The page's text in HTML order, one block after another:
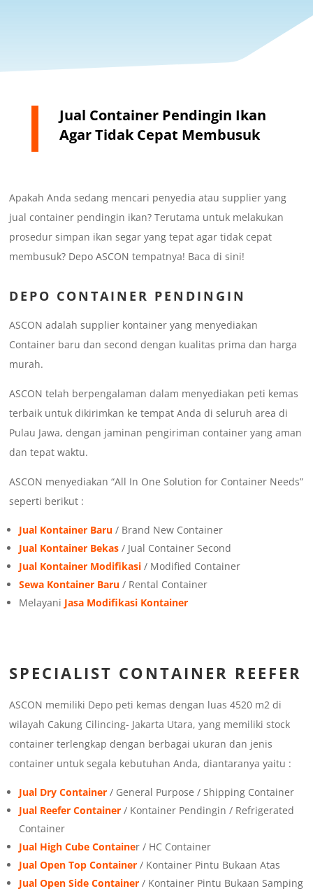
Jual Container Pendingin Ikan
Agar Tidak Cepat Membusuk
Apakah Anda sedang mencari penyedia atau supplier yang
jual container pendingin ikan? Terutama untuk melakukan
prosedur simpan ikan segar yang tepat agar tidak cepat
membusuk? Depo ASCON tempatnya! Baca di sini!
DEPO CONTAINER PENDINGIN
ASCON adalah supplier kontainer yang menyediakan
Container baru dan second dengan kualitas prima dan harga
murah.
ASCON telah berpengalaman dalam menyediakan peti kemas
terbaik untuk dikirimkan ke tempat Anda di seluruh area di
Pulau Jawa, dengan jaminan pengiriman container yang aman
dan tepat waktu.
ASCON menyediakan “All In One Solution for Container Needs”
seperti berikut :
Jual Kontainer Baru / Brand New Container
Jual Kontainer Bekas / Jual Container Second
Jual Kontainer Modifikasi / Modified Container
Sewa Kontainer Baru / Rental Container
Melayani Jasa Modifikasi Kontainer
SPECIALIST CONTAINER REEFER
ASCON memiliki Depo peti kemas dengan luas 4520 m2 di
wilayah Cakung Cilincing- Jakarta Utara, yang memiliki stock
container terlengkap dengan berbagai ukuran dan jenis
container untuk segala kebutuhan Anda, diantaranya yaitu :
Jual Dry Container / General Purpose / Shipping Container
Jual Reefer Container / Kontainer Pendingin / Refrigerated
Container
Jual High Cube Container / HC Container
Jual Open Top Container / Kontainer Pintu Bukaan Atas
Jual Open Side Container / Kontainer Pintu Bukaan Samping